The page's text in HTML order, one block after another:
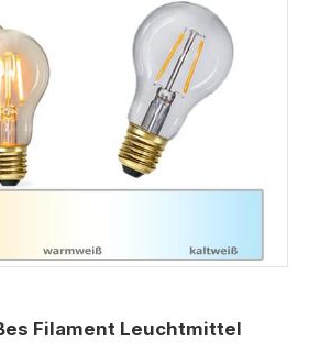
Filament Leuchtmittel